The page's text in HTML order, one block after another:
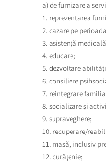
a) de furnizare a
1. reprezentarea
2. cazare pe
3. asistenţă
4. educare;
5. dezvoltare
6. consiliere
7. reintegrare
8. socializare şi
9. supraveghere;
10. recuperare/
11. masă, inclusiv
12. curăţenie;